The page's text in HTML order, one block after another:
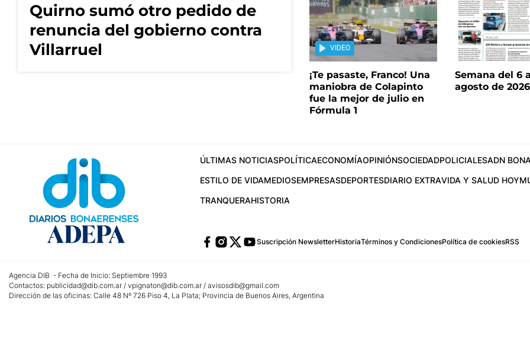
Quirno sumó otro pedido de
renuncia del gobierno contra
Villarruel
VIDEO
¡Te pasaste, Franco! Una
maniobra de Colapinto
fue la mejor de julio en
Fórmula 1
Semana del 6
agosto de 2026
ÚLTIMAS NOTICIASPOLÍTICAECONOMÍAOPINIÓNSOCIEDADPOLICIALESADN
ESTILO DE VIDAMEDIOSEMPRESASDEPORTESDIARIO EXTRAVIDA Y SALUD HOY
TRANQUERAHISTORIA
Suscripción NewsletterHistoriaTérminos y CondicionesPolítica de cookiesRSS
Agencia DIB - Fecha de Inicio: Septiembre 1993
Contactos: publicidad@dib.com.ar / vpignaton@dib.com.ar / avisosdib@gmail.com
Dirección de las oficinas: Calle 48 Nº 726 Piso 4, La Plata; Provincia de Buenos Aires, Argentina
Teléfono: +5492215022421 - Whatsapp: +5492215031783